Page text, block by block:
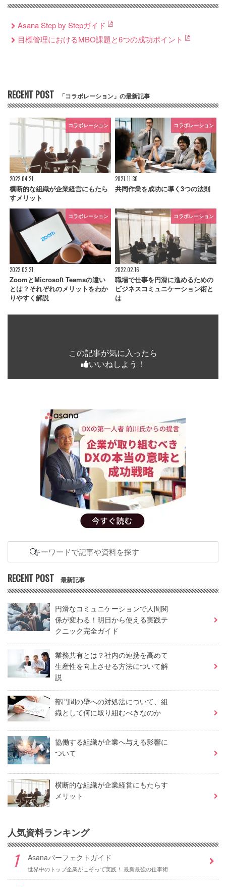
Asana Step by Stepガイド
目標管理におけるMBO課題と6つの成功ポイント
RECENT POST 「コラボレーション」の最新記事
コラボレーション
2022.04.21
横断的な組織が企業経営にもたら
すメリット
コラボレーション
2021.11.30
共同作業を成功に導く3つの法則
コラボレーション
2022.02.21
ZoomとMicrosoft Teamsの違い
とは？それぞれのメリットをわか
りやすく解説
コラボレーション
2022.02.16
職場で仕事を円滑に進めるための
ビジネスコミュニケーション術と
は
この記事が気に入ったら
いいねしよう！
RECENT POST 最新記事
円滑なコミュニケーションで人間関
係が変わる！明日から使える実践テ
クニック完全ガイド
業務共有とは？社内の連携を高めて
生産性を向上させる方法について解
説
部門間の壁への対処法について、組
織として何に取り組むべきなのか
協働する組織が企業へ与える影響に
ついて
横断的な組織が企業経営にもたらす
メリット
人気資料ランキング
Asanaパーフェクトガイド
世界中のトップ企業がこぞって実践！ 最新最強の仕事術